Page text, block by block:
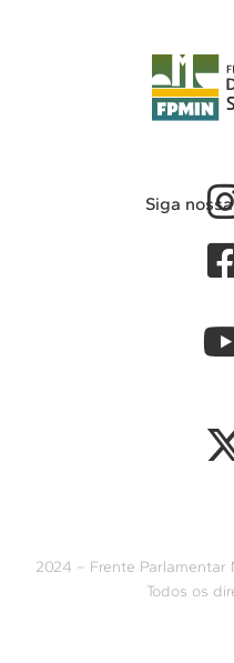
Siga
2024 – Frente Parlamentar
Todos os